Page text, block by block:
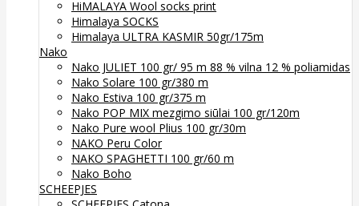
HiMALAYA Wool socks print
Himalaya SOCKS
Himalaya ULTRA KASMIR 50gr/175m
Nako
Nako JULIET 100 gr/ 95 m 88 % vilna 12 % poliamidas
Nako Solare 100 gr/380 m
Nako Estiva 100 gr/375 m
Nako POP MIX mezgimo siūlai 100 gr/120m
Nako Pure wool Plius 100 gr/30m
NAKO Peru Color
NAKO SPAGHETTI 100 gr/60 m
Nako Boho
SCHEEPJES